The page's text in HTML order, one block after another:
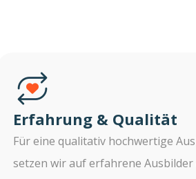
Erfahrung & Qualität
Für eine qualitativ hochwertige
setzen wir auf erfahrene Ausbilder